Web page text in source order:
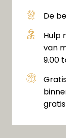
De
Hulp
van
9.00